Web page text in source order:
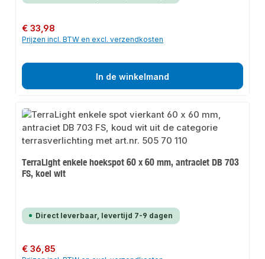
Normale prijs:
€ 33,98
Prijzen incl. BTW en excl. verzendkosten
In de winkelmand
TerraLight enkele hoekspot 60 x 60 mm, antraciet DB 703
FS, koel wit
Direct leverbaar, levertijd 7-9 dagen
Normale prijs:
€ 36,85